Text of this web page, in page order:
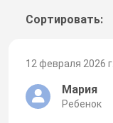
Сортировать:
12 февраля 2026 г.
Мария
Ребенок